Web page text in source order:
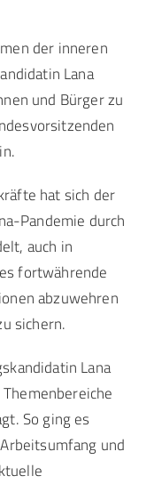
Landtag Mainz
Events
der inneren
Lana
und Bürger zu
hat sich der
Pandemie durch
auch in
fortwährende
abzuwehren
sichern.
Lana
So ging es
und